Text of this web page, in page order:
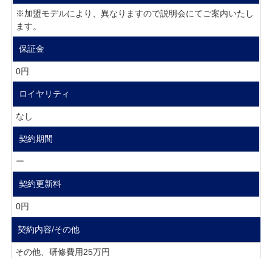
※加盟モデルにより、異なりますので説明会にてご案内いたし
ます。
保証金
0円
ロイヤリティ
なし
契約期間
ー
契約更新料
0円
契約内容/その他
その他、研修費用25万円